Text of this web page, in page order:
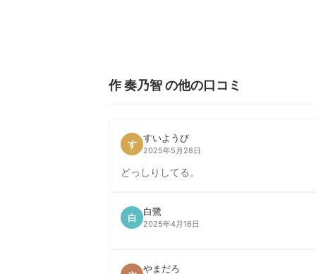
作 奏乃智 の他の口コミ
す
すいようび
2025年5月28日
どっしりしてる。
白
白鷺
2025年4月16日
やまだろ